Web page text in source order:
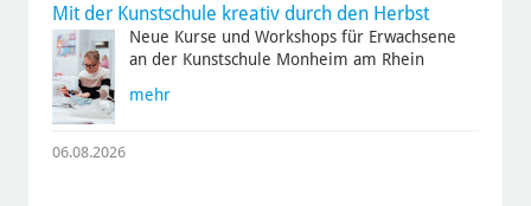
Mit der Kunstschule kreativ durch den Herbst
Neue Kurse und Workshops für Erwachsene
an der Kunstschule Monheim am Rhein
mehr
06.08.2026